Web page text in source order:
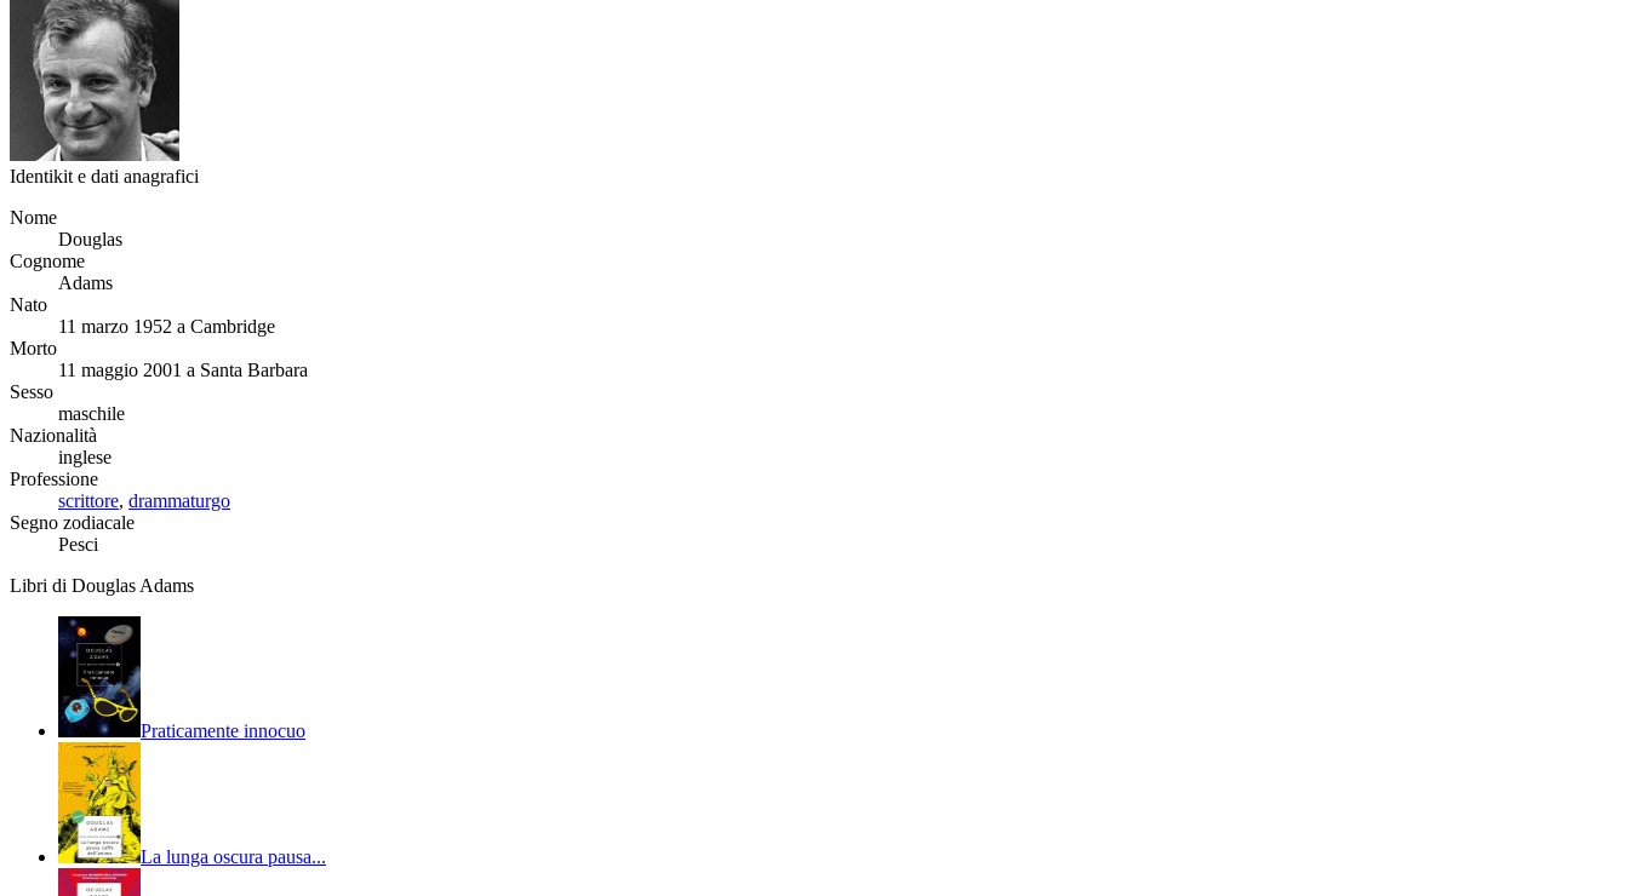
Identikit e dati anagrafici
Nome
Douglas
Cognome
Adams
Nato
11 marzo 1952 a Cambridge
Morto
11 maggio 2001 a Santa Barbara
Sesso
maschile
Nazionalità
inglese
Professione
scrittore, drammaturgo
Segno zodiacale
Pesci
Libri di Douglas Adams
Praticamente innocuo
La lunga oscura pausa...